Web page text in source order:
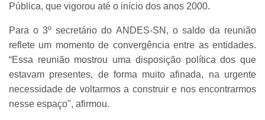
Pública, que vigorou até o início dos anos 2000.
Para o 3º secretário do ANDES-SN, o saldo da reunião
reflete um momento de convergência entre as entidades.
“Essa reunião mostrou uma disposição política dos que
estavam presentes, de forma muito afinada, na urgente
necessidade de voltarmos a construir e nos encontrarmos
nesse espaço", afirmou.